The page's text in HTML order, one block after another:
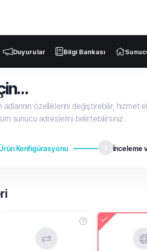
Duyurular Bilgi Bankası
özelliklerini değiştirebilir, hizmet
sunucu adreslerini belirtebilirsiniz.
Konfigürasyonu 3 İnceleme